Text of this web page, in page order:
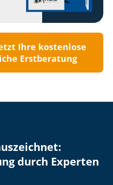
Ihre kostenlose
Erstberatung
durch Experten